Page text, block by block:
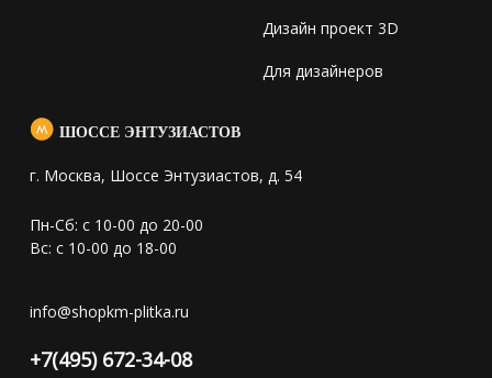
Дизайн проект 3D
Для дизайнеров
ШОССЕ ЭНТУЗИАСТОВ
г. Москва, Шоссе Энтузиастов, д. 54
Пн-Сб: с 10-00 до 20-00
Вс: с 10-00 до 18-00
info@shopkm-plitka.ru
+7(495) 672-34-08